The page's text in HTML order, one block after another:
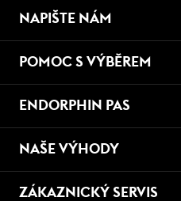
NAPIŠTE NÁM
POMOC S VÝBĚREM
ENDORPHIN PAS
NAŠE VÝHODY
ZÁKAZNICKÝ SERVIS